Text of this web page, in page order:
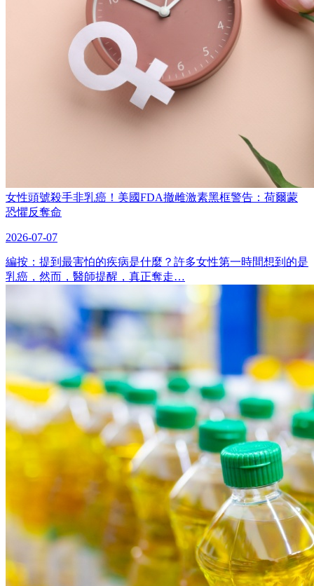
女性頭號殺手非乳癌！美國FDA撤雌激素黑框警告：荷爾蒙
恐懼反奪命
2026-07-07
編按：提到最害怕的疾病是什麼？許多女性第一時間想到的是
乳癌，然而，醫師提醒，真正奪走…